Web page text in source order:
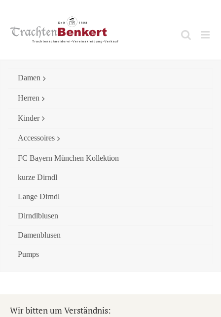
content
Damen
Herren
Kinder
Accessoires
FC Bayern München Kollektion
kurze Dirndl
Lange Dirndl
Dirndlblusen
Damenblusen
Pumps
Wir bitten um Verständnis: